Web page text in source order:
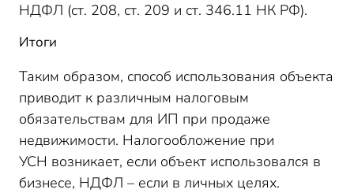
НДФЛ (ст. 208, ст. 209 и ст. 346.11 НК РФ).
Итоги
Таким образом, способ использования объекта
приводит к различным налоговым
обязательствам для ИП при продаже
недвижимости. Налогообложение при
УСН возникает, если объект использовался в
бизнесе, НДФЛ – если в личных целях.